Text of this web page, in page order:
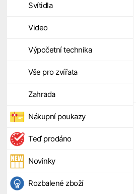
Svítidla
Video
Výpočetní technika
Vše pro zvířata
Zahrada
Nákupní poukazy
Teď prodáno
Novinky
Rozbalené zboží